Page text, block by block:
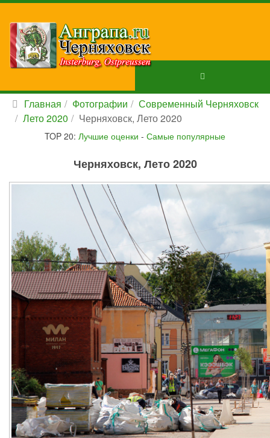
Главная Фотографии
Современный Черняховск
Лето 2020
Черняховск, Лето 2020
TOP 20: Лучшие оценки - Самые популярные
Черняховск, Лето 2020